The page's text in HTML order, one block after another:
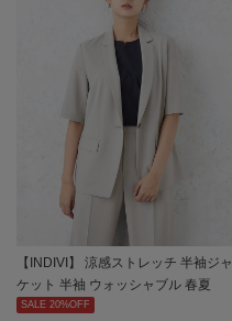
【INDIVI】 涼感ストレッチ 半袖ジャ
ケット 半袖 ウォッシャブル 春夏
【レディース】
SALE 20%OFF